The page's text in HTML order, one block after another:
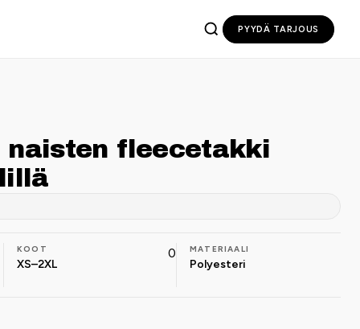
PYYDÄ TARJOUS
naisten fleecetakki
KOOT
XS–2XL
0 MATERIAALI
Polyesteri